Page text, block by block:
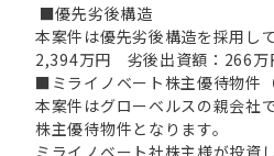
■優先劣後構造
本案件は優先劣後構造を採用し
2,394万円 劣後出資額：266
■ミライノベート株主優待物件
本案件はグローベルスの親会社
株主優待物件となります。
ミライノベート社株主様が投資